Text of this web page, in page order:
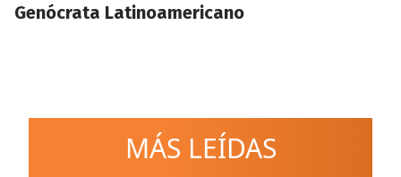
Genócrata Latinoamericano
MÁS LEÍDAS